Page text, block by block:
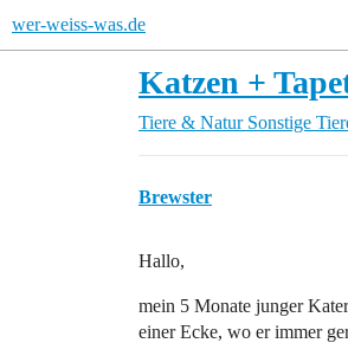
wer-weiss-was.de
Katzen +
Tiere & Natur Sonstige
Brewster
Hallo,
mein 5 Monate junger
einer Ecke, wo er immer